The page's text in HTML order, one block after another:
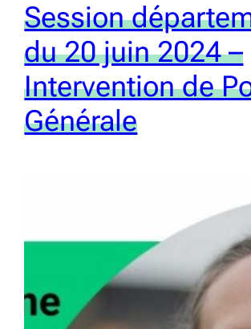
Session
du 20 juin 2024 –
Intervention de
Générale